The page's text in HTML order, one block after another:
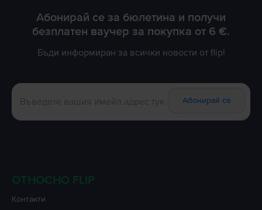
Абонирай се за бюлетина и получи
безплатен ваучер за покупка от 6 €.
Бъди информиран за всички новости от flip!
Абонирай се
ОТНОСНО FLIP
Контакти